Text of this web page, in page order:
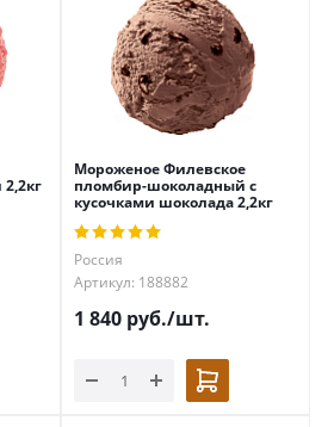
Мороженое Филевское
пломбир-шоколадный с
кусочками шоколада 2,2кг
Россия
Артикул: 188882
1 840 руб./шт.